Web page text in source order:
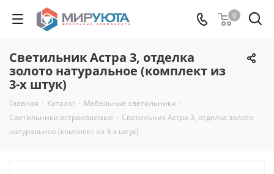
0
Светильник Астра 3, отделка
золото натуральное (комплект из
3-х штук)
Главная - Каталог - Мебельные светильники -
Светильники встраиваемые - Светильник Астра 3, отделка золото
натуральное (комплект из 3-х штук)